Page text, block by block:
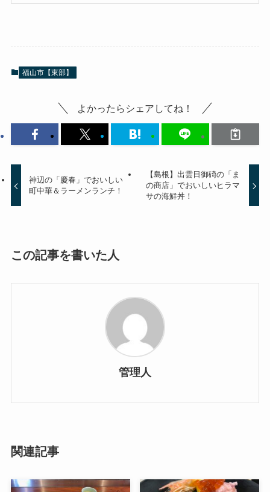
福山市【東部】
よかったらシェアしてね！
神辺の「慶春」でおいしい
町中華＆ラーメンランチ！
【島根】出雲日御碕の「ま
の商店」でおいしいヒラマ
サの海鮮丼！
この記事を書いた人
管理人
関連記事